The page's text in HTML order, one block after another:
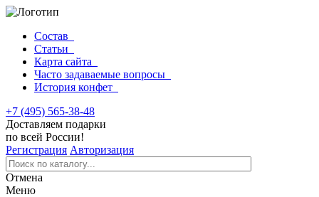
Состав
Статьи
Карта сайта
Часто задаваемые вопросы
История конфет
+7 (495) 565-38-48
Доставляем подарки
по всей России!
Регистрация Авторизация
Отмена
Меню